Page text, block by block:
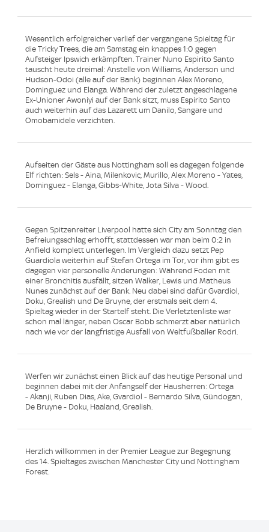
Wesentlich erfolgreicher verlief der vergangene Spieltag für
die Tricky Trees, die am Samstag ein knappes 1:0 gegen
Aufsteiger Ipswich erkämpften. Trainer Nuno Espirito Santo
tauscht heute dreimal: Anstelle von Williams, Anderson und
Hudson-Odoi (alle auf der Bank) beginnen Alex Moreno,
Dominguez und Elanga. Während der zuletzt angeschlagene
Ex-Unioner Awoniyi auf der Bank sitzt, muss Espirito Santo
auch weiterhin auf das Lazarett um Danilo, Sangare und
Omobamidele verzichten.
Aufseiten der Gäste aus Nottingham soll es dagegen folgende
Elf richten: Sels - Aina, Milenkovic, Murillo, Alex Moreno - Yates,
Dominguez - Elanga, Gibbs-White, Jota Silva - Wood.
Gegen Spitzenreiter Liverpool hatte sich City am Sonntag den
Befreiungsschlag erhofft, stattdessen war man beim 0:2 in
Anfield komplett unterlegen. Im Vergleich dazu setzt Pep
Guardiola weiterhin auf Stefan Ortega im Tor, vor ihm gibt es
dagegen vier personelle Änderungen: Während Foden mit
einer Bronchitis ausfällt, sitzen Walker, Lewis und Matheus
Nunes zunächst auf der Bank. Neu dabei sind dafür Gvardiol,
Doku, Grealish und De Bruyne, der erstmals seit dem 4.
Spieltag wieder in der Startelf steht. Die Verletztenliste war
schon mal länger, neben Oscar Bobb schmerzt aber natürlich
nach wie vor der langfristige Ausfall von Weltfußballer Rodri.
Werfen wir zunächst einen Blick auf das heutige Personal und
beginnen dabei mit der Anfangself der Hausherren: Ortega
- Akanji, Ruben Dias, Ake, Gvardiol - Bernardo Silva, Gündogan,
De Bruyne - Doku, Haaland, Grealish.
Herzlich willkommen in der Premier League zur Begegnung
des 14. Spieltages zwischen Manchester City und Nottingham
Forest.